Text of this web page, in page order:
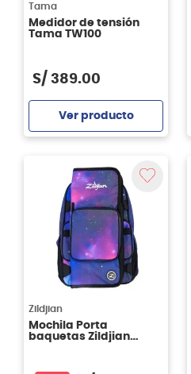
Tama
Medidor de tensión
Tama TW100
S/ 389.00
Ver producto
Zildjian
Mochila Porta
baquetas Zildjian